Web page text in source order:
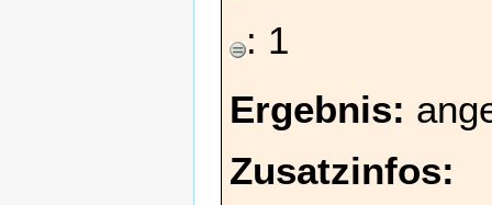
: 1
Ergebnis:
Zusatzinfos: